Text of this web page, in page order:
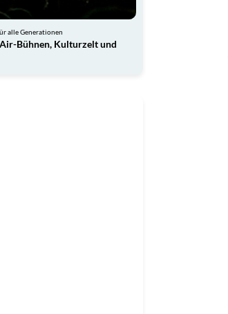
alle Generationen
Bühnen, Kulturzelt und